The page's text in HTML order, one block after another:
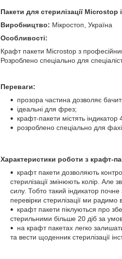
Пакети для стерилізації
Виробництво: Мікростоп, Україна
Особливості:
Крафт пакети Microstop з
Розроблено спеціально для
Переваги:
прозора частина дозволяє
ідеальні для фрез;
крафт-пакети містять індикатор
розроблено спеціально для
Характеристики роботи з крафт-
крафт пакети дозволяють
стерилізації змінюють колір. Але
силу. Тобто такий індикатор почне
перевірки стерилізації ми радимо
крафт пакети піклуються про
стерильними більше 20 діб за
на крафт пакетах легко
та вести щоденник стерилізації